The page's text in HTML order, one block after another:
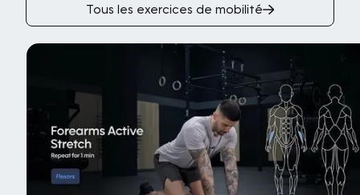
Tous les exercices de mobilité